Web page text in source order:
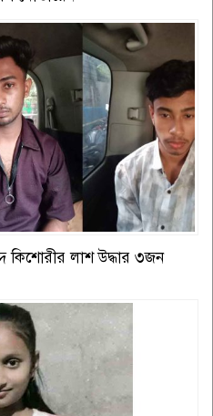
কিশোরীর লাশ উদ্ধার ৩জন